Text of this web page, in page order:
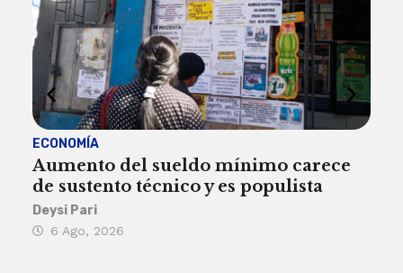
ECONOMÍA
Aumento del sueldo mínimo carece
de sustento técnico y es populista
Deysi Pari
6 Ago, 2026